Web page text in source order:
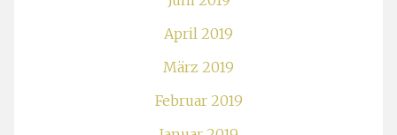
April 2019
März 2019
Februar 2019